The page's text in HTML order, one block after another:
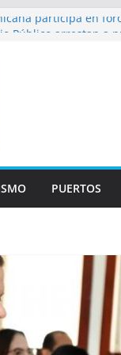
participa en foro
en
PUERTOS